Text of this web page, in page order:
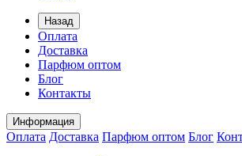
Назад
Оплата
Доставка
Парфюм оптом
Блог
Контакты
Информация
Оплата Доставка Парфюм оптом Блог